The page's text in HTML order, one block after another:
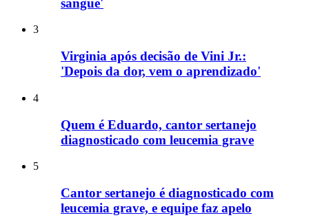
sangue'
3
Virginia após decisão de Vini Jr.:
'Depois da dor, vem o aprendizado'
4
Quem é Eduardo, cantor sertanejo
diagnosticado com leucemia grave
5
Cantor sertanejo é diagnosticado com
leucemia grave, e equipe faz apelo